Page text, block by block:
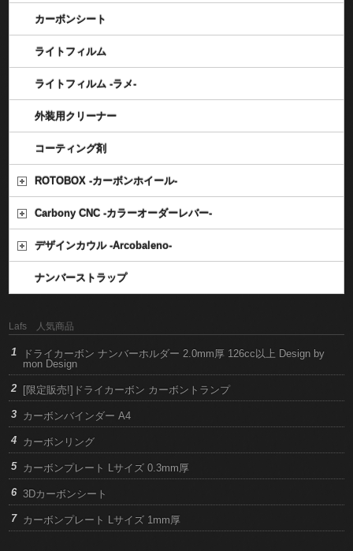
カーボンシート
ライトフィルム
ライトフィルム -ラメ-
外装用クリーナー
コーティング剤
ROTOBOX -カーボンホイール-
Carbony CNC -カラーオーダーレバー-
デザインカウル -Arcobaleno-
ナンバーストラップ
Lafs 人気商品
ドライカーボン ナンバーホルダー 2.0mm厚 126cc以上 Design by
mon Design
[限定販売!]ドライカーボン カーボントランプ
カーボンバインダー A4
カーボンリング
カーボンプレート Lサイズ 0.3mm厚
3Dカーボンシート
カーボンプレート Lサイズ 1mm厚